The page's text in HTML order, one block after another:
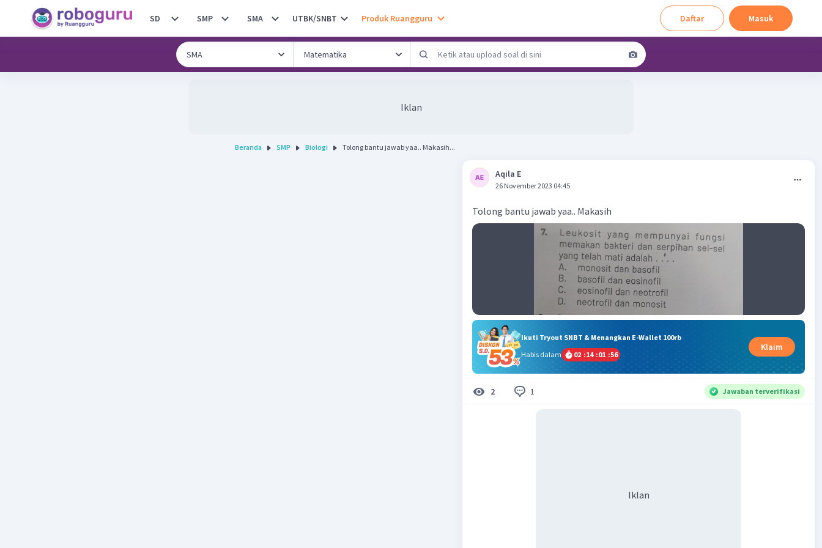
SD SMP SMA UTBK/SNBT Produk Ruangguru Daftar Masuk
Iklan
Beranda SMP Biologi Tolong bantu jawab yaa.. Makasih...
Aqila E
26 November 2023 04:45
Tolong bantu jawab yaa.. Makasih
Ikuti Tryout SNBT & Menangkan E-Wallet 100rb
Habis dalam
02 :14 :01 :56
Klaim
2 1 Jawaban terverifikasi
Iklan